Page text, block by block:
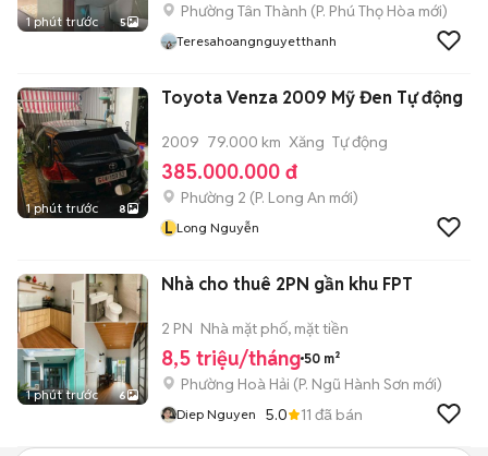
1 phút trước 5
Phường Tân Thành (P. Phú Thọ Hòa mới)
Teresahoangnguyetthanh
1 phút trước 8
Toyota Venza 2009 Mỹ Đen Tự động
2009 79.000 km Xăng Tự động
385.000.000 đ
Phường 2 (P. Long An mới)
L Long Nguyễn
1 phút trước 6
Nhà cho thuê 2PN gần khu FPT
2 PN Nhà mặt phố, mặt tiền
8,5 triệu/tháng 50 m²
Phường Hoà Hải (P. Ngũ Hành Sơn mới)
Diep Nguyen 5.0 11 đã bán